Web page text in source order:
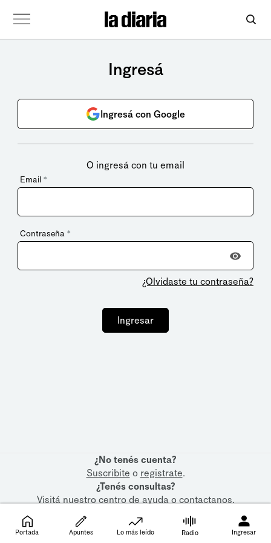
Ingresá
Ingresá con Google
O ingresá con tu email
Email *
Contraseña *
¿Olvidaste tu contraseña?
Ingresar
¿No tenés cuenta?
Suscribite o registrate.
¿Tenés consultas?
Visitá nuestrocentro de ayudaocontactanos.
Portada Apuntes Lo más leído Radio Ingresar